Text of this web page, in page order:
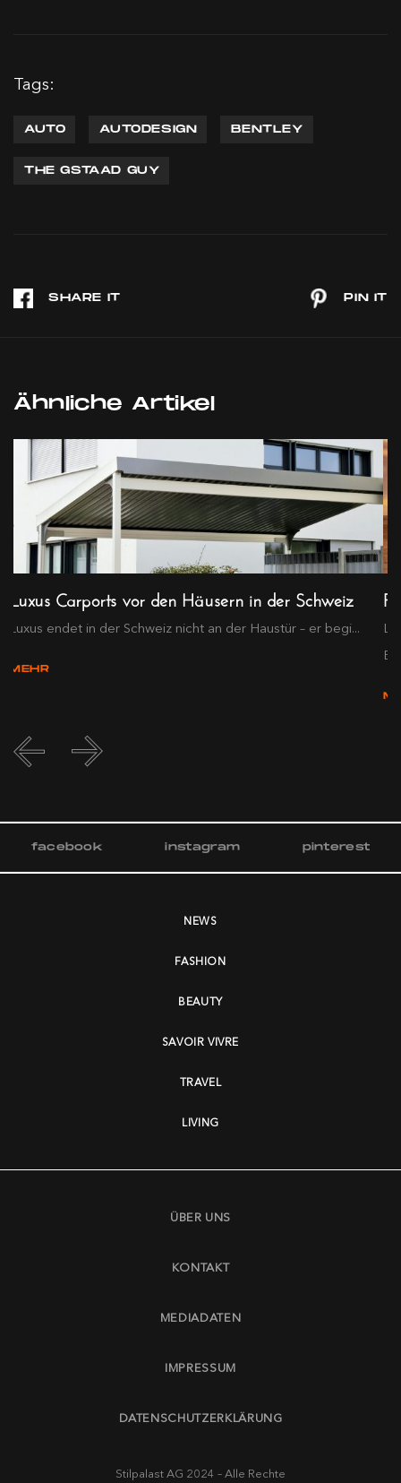
Tags:
AUTO AUTODESIGN BENTLEY
THE GSTAAD GUY
Ähnliche Artikel
Luxus Carports vor den Häusern in der Schweiz
Luxus endet in der Schweiz nicht an der Haustür – er begi...
MEHR
facebook instagram pinterest
NEWS
FASHION
BEAUTY
SAVOIR VIVRE
TRAVEL
LIVING
ÜBER UNS
KONTAKT
MEDIADATEN
IMPRESSUM
DATENSCHUTZERKLÄRUNG
Stilpalast AG 2024 – Alle Rechte